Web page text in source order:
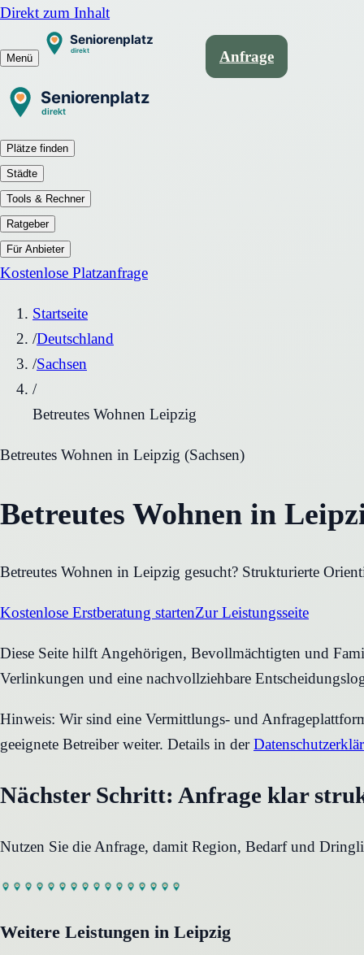
Direkt zum Inhalt
Menü Anfrage
Plätze finden
Städte
Tools & Rechner
Ratgeber
Für Anbieter
Kostenlose Platzanfrage
Startseite
/Deutschland
/Sachsen
/
Betreutes Wohnen Leipzig
Betreutes Wohnen in Leipzig (Sachsen)
Betreutes Wohnen in
Betreutes Wohnen in Leipzig gesucht? Strukturierte
Kostenlose Erstberatung startenZur Leistungsseite
Diese Seite hilft Angehörigen, Bevollmächtigten und
Verlinkungen und eine nachvollziehbare
Hinweis: Wir sind eine Vermittlungs- und
geeignete Betreiber weiter. Details in der
Nächster Schritt: Anfrage klar
Nutzen Sie die Anfrage, damit Region, Bedarf und
Weitere Leistungen in Leipzig